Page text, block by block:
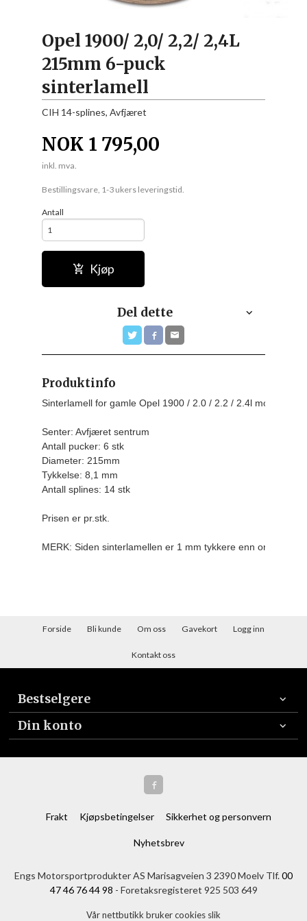
Opel 1900/ 2,0/ 2,2/ 2,4L
215mm 6-puck
sinterlamell
CIH 14-splines, Avfjæret
NOK 1 795,00
inkl. mva.
Bestillingsvare, 1-3 ukers leveringstid.
Antall
Kjøp
Del dette
Produktinfo
Senter: Avfjæret sentrum
Antall pucker: 6 stk
Diameter: 215mm
Tykkelse: 8,1 mm
Antall splines: 14 stk
Prisen er pr.stk.
MERK: Siden sinterlamellen er 1 mm tykkere enn
Forside Bli kunde Om oss Gavekort Logg inn
Kontakt oss
Bestselgere
Din konto
Frakt Kjøpsbetingelser Sikkerhet og personvern
Nyhetsbrev
Engs Motorsportprodukter AS Marisagveien 3 2390 Moelv Tlf.00
47 46 76 44 98 - Foretaksregisteret 925 503 649
Vår nettbutikk bruker cookies slik